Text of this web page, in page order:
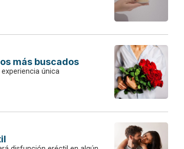
más buscados
única